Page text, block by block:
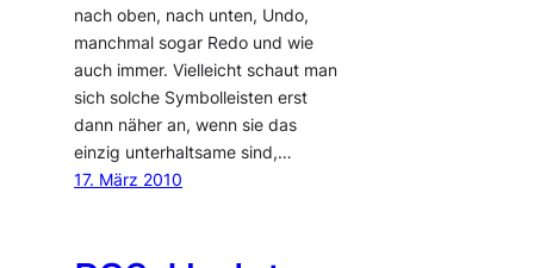
nach oben, nach unten, Undo,
manchmal sogar Redo und wie
auch immer. Vielleicht schaut man
sich solche Symbolleisten erst
dann näher an, wenn sie das
einzig unterhaltsame sind,…
17. März 2010